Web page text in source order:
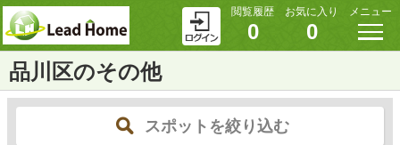
閲覧履歴
0
お気に入り
0
メニュー
品川区のその他
スポットを絞り込む